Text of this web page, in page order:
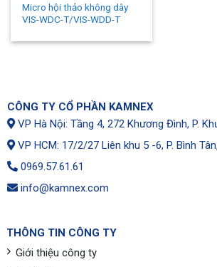
Micro hội thảo không dây
VIS-WDC-T/VIS-WDD-T
CÔNG TY CỔ PHẦN KAMNEX
VP Hà Nội: Tầng 4, 272 Khương Đình, P.
VP HCM: 17/2/27 Liên khu 5 -6, P. Bình
0969.57.61.61
info@kamnex.com
THÔNG TIN CÔNG TY
Giới thiệu công ty